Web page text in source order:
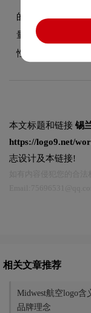
的极简现代设计
量，使整体标志
性。
本文标题和链接 锡
https://logo9.net/
志设计及本链接!
相关文章推荐
Midwest航空logo含
品牌理念